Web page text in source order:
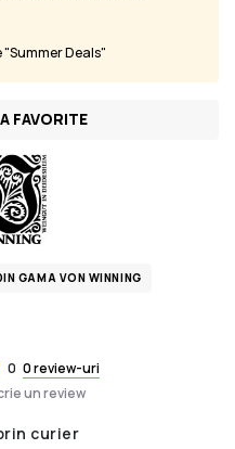
0 0 review-uri
un review
curier
Deals"
FAVORITE
GAMA VON WINNING